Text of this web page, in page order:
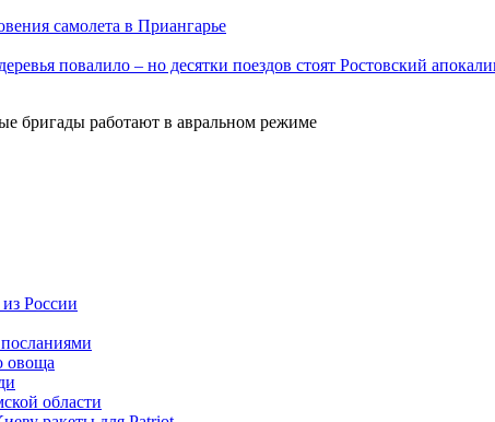
самолета в Приангарье
Ростовский
бригады работают в авральном режиме
России
овоща
области